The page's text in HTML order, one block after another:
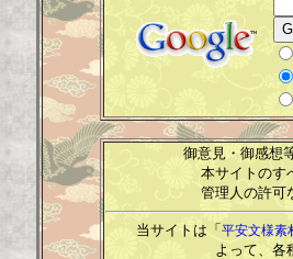
御意見・御感想
本サイトのす
管理人の許可
当サイトは「平安文様素
よって、各